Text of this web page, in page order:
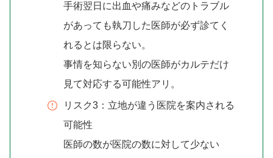
手術翌日に出血や痛みなどのトラブル
があっても執刀した医師が必ず診てく
れるとは限らない。
事情を知らない別の医師がカルテだけ
見て対応する可能性アリ。
リスク3：立地が違う医院を案内される
可能性
医師の数が医院の数に対して少ない